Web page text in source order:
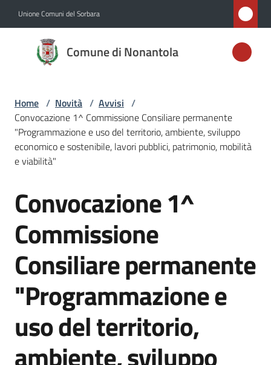
Unione Comuni del Sorbara
Comune di Nonantola
Comune di
Nonantola
Amministrazione
Novità
Menu selezionato
Vivere
Nonantola
Tutti
argomenti...
Home / Novità / Avvisi /
Convocazione 1^ Commissione Consiliare permanente
"Programmazione e uso del territorio, ambiente, sviluppo
economico e sostenibile, lavori pubblici, patrimonio, mobilità
e viabilità"
Salta al contenuto
Convocazione 1^
Commissione
Consiliare permanente
"Programmazione e
uso del territorio,